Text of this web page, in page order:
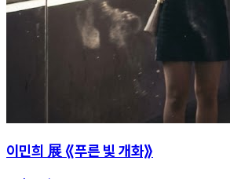
이민희 展 ⟪푸른 빛 개화⟫